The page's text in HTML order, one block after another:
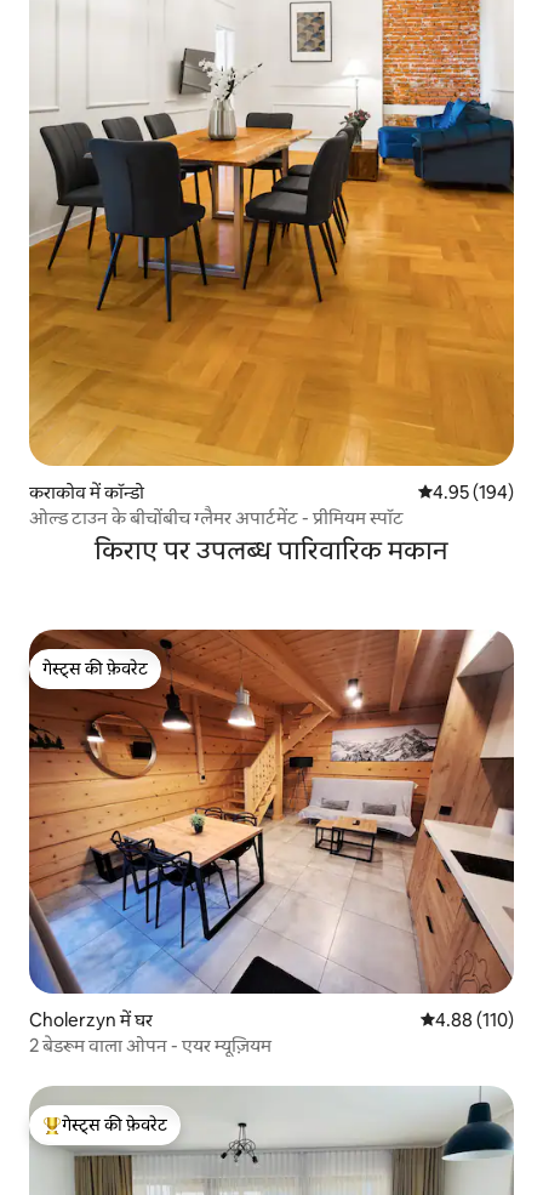
कराकोव में कॉन्डो औसत रेटिंग 5 में से
4.95 (194)
ओल्ड टाउन के बीचोंबीच ग्लैमर अपार्टमेंट - प्रीमियम स्पॉट
किराए पर उपलब्ध पारिवारिक मकान
गेस्ट्स की फ़ेवरेट
गेस्ट्स की फ़ेवरेट
Cholerzyn में घर औसत रेटिंग 5 में से
4.88 (110)
2 बेडरूम वाला ओपन - एयर म्यूज़ियम
गेस्ट्स का टॉप फ़ेवरेट
गेस्ट्स की फ़ेवरेट